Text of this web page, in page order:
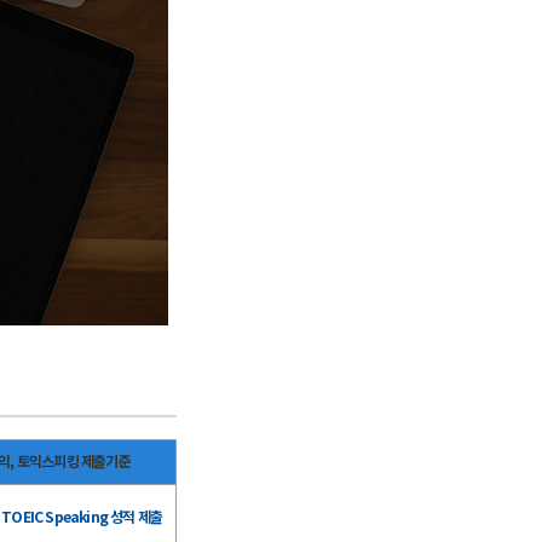
, 토익스피킹 제출기준
Speaking 성적 제출